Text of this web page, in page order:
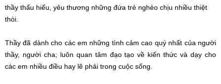
thầy thấu hiểu, yêu thương những đứa trẻ nghèo chịu nhiều thiệt
thòi.
Thầy đã dành cho các em những tình cảm cao quý nhất của người
thầy, người cha; luôn quan tâm đạo tạo về kiến thức và dạy cho
các em nhiều điều hay lẽ phải trong cuộc sống.